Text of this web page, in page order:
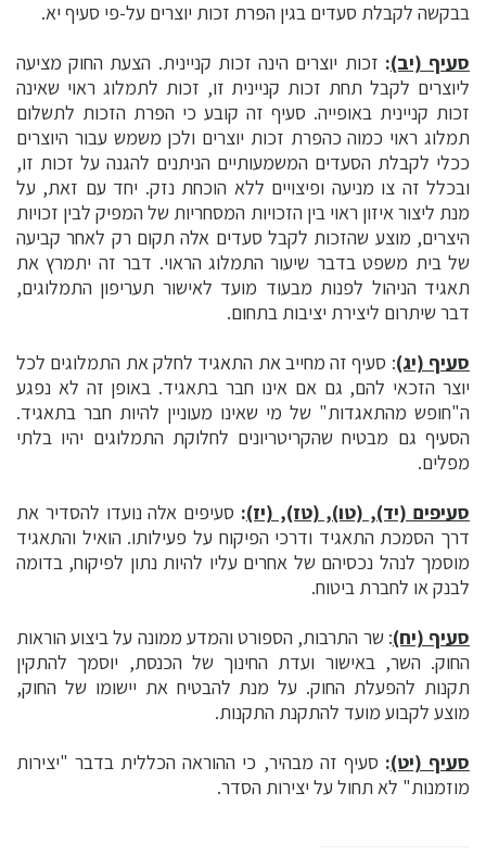
בבקשה לקבלת סעדים בגין הפרת זכות יוצרים על-פי סעיף יא.
סעיף (יב): זכות יוצרים הינה זכות קניינית. הצעת החוק מציעה
ליוצרים לקבל תחת זכות קניינית זו, זכות לתמלוג ראוי שאינה
זכות קניינית באופייה. סעיף זה קובע כי הפרת הזכות לתשלום
תמלוג ראוי כמוה כהפרת זכות יוצרים ולכן משמש עבור היוצרים
ככלי לקבלת הסעדים המשמעותיים הניתנים להגנה על זכות זו,
ובכלל זה צו מניעה ופיצויים ללא הוכחת נזק. יחד עם זאת, על
מנת ליצור איזון ראוי בין הזכויות המסחריות של המפיק לבין זכויות
היצרים, מוצע שהזכות לקבל סעדים אלה תקום רק לאחר קביעה
של בית משפט בדבר שיעור התמלוג הראוי. דבר זה יתמרץ את
תאגיד הניהול לפנות מבעוד מועד לאישור תעריפון התמלוגים,
דבר שיתרום ליצירת יציבות בתחום.
סעיף (יג): סעיף זה מחייב את התאגיד לחלק את התמלוגים לכל
יוצר הזכאי להם, גם אם אינו חבר בתאגיד. באופן זה לא נפגע
ה"חופש מהתאגדות" של מי שאינו מעוניין להיות חבר בתאגיד.
הסעיף גם מבטיח שהקריטריונים לחלוקת התמלוגים יהיו בלתי
מפלים.
סעיפים (יד), (טו), (טז), (יז): סעיפים אלה נועדו להסדיר את
דרך הסמכת התאגיד ודרכי הפיקוח על פעילותו. הואיל והתאגיד
מוסמך לנהל נכסיהם של אחרים עליו להיות נתון לפיקוח, בדומה
לבנק או לחברת ביטוח.
סעיף (יח): שר התרבות, הספורט והמדע ממונה על ביצוע הוראות
החוק. השר, באישור ועדת החינוך של הכנסת, יוסמך להתקין
תקנות להפעלת החוק. על מנת להבטיח את יישומו של החוק,
מוצע לקבוע מועד להתקנת התקנות.
סעיף (יט): סעיף זה מבהיר, כי ההוראה הכללית בדבר "יצירות
מוזמנות" לא תחול על יצירות הסדר.